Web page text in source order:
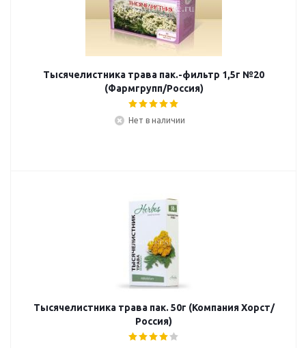
Тысячелистника трава пак.-фильтр 1,5г №20
(Фармгрупп/Россия)
Нет в наличии
Тысячелистника трава пак. 50г (Компания Хорст/
Россия)